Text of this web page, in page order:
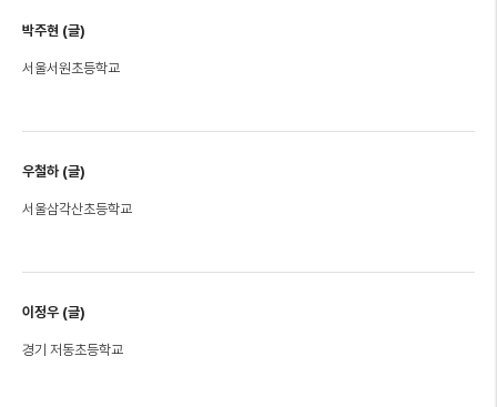
박주현 (글)
서울서원초등학교
우철하 (글)
서울삼각산초등학교
이정우 (글)
경기 저동초등학교